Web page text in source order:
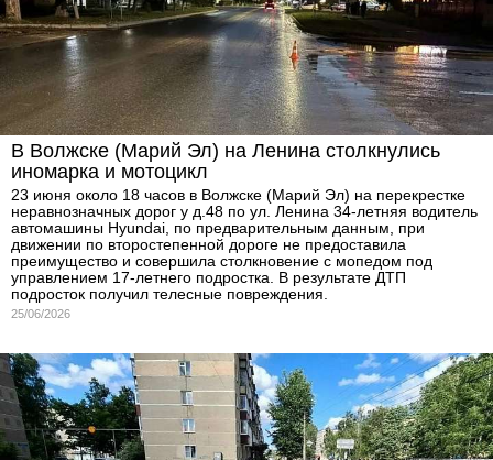
В Волжске (Марий Эл) на Ленина столкнулись
иномарка и мотоцикл
23 июня около 18 часов в Волжске (Марий Эл) на перекрестке
неравнозначных дорог у д.48 по ул. Ленина 34-летняя водитель
автомашины Hyundai, по предварительным данным, при
движении по второстепенной дороге не предоставила
преимущество и совершила столкновение с мопедом под
управлением 17-летнего подростка. В результате ДТП
подросток получил телесные повреждения.
25/06/2026